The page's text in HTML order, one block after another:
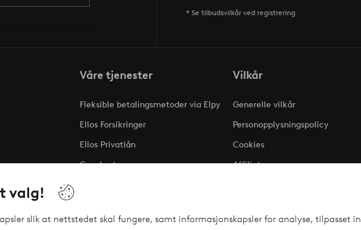
valg!
slik at nettstedet skal fungere, samt informasjonskapsler for analyse, tilpasset
* Se tilbudsvilkår ved registrering
Våre tjenester
Fleksible betalingsmetoder via Elpy
Ellos Forsikringer
Ellos Privatlån
Gavekort
Vilkår
Generelle vilkår
Personopplysningspolicy
Cookies
Affiliate